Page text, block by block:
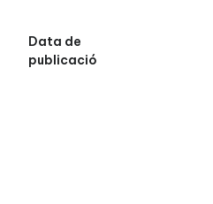
Data de
publicació